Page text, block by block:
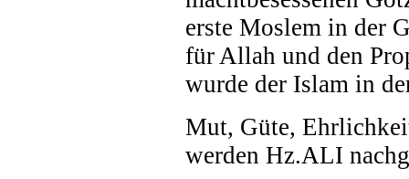
erste Moslem in der
für Allah und den
wurde der Islam in
Mut, Güte,
werden Hz.ALI